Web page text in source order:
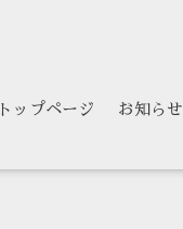
トップページ お知らせ